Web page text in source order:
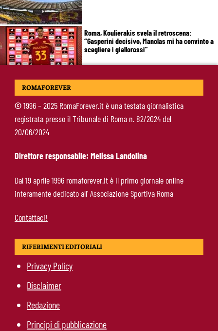
Roma, Koulierakis svela il retroscena:
“Gasperini decisivo, Manolas mi ha convinto a
scegliere i giallorossi”
Soulé-Milan, la Roma detta le condizioni:
Ndicka-Roma, futuro più chiaro: il messaggio
che allontana il mercato
ROMAFOREVER
©1996 – 2025 RomaForever.it è una testata giornalistica
registrata presso il Tribunale di Roma n. 82/2024 del
20/06/2024
Direttore responsabile: Melissa Landolina
Dal 19 aprile 1996 romaforever.it è il primo giornale online
interamente dedicato all’ Associazione Sportiva Roma
Contattaci!
RIFERIMENTI EDITORIALI
Privacy Policy
Disclaimer
Redazione
Principi di pubblicazione